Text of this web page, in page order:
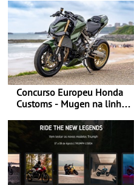
Concurso Europeu Honda
Customs - Mugen na linha
ganhar